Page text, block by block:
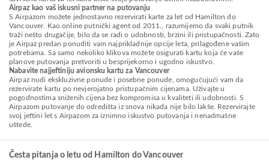
Airpaz kao vaš iskusni partner na putovanju
S Airpazom možete jednostavno rezervirati karte za let od Hamilton do
Vancouver. Kao online putnički agent od 2011., razumijemo da svaki putnik
traži nešto drugačije, bilo da se radi o udobnosti, brzini ili pristupačnosti. Zato
je Airpaz predan ponuditi vam najprikladnije opcije leta, prilagođene vašim
potrebama. Sa samo nekoliko klikova možete osigurati kartu koja će vaše
planove putovanja pretvoriti u besprijekorno i ugodno iskustvo.
Nabavite najjeftiniju avionsku kartu za Vancouver
Airpaz nudi ekskluzivne ponude i posebne ponude, omogućujući vam da
rezervirate kartu po nevjerojatno pristupačnim cijenama. Uživajte u
pogodnostima sniženih cijena bez kompromisa u kvaliteti ili udobnosti. S
Airpazom putovanje do odredišta iz snova nikada nije bilo lakše. Rezervirajte
svoj jeftini let s Airpazom za iznimno iskustvo putovanja i nenadmašne
uštede.
Česta pitanja o letu od Hamilton do Vancouver